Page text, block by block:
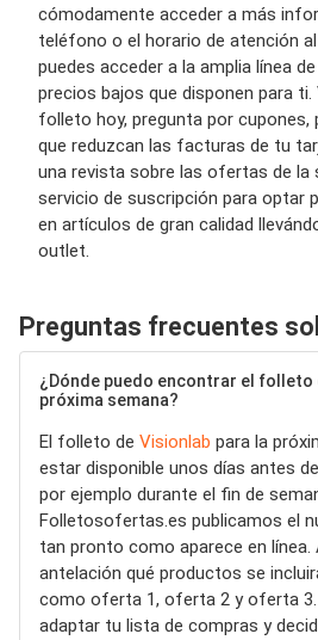
cómodamente acceder a más
teléfono o el horario de atención
puedes acceder a la amplia línea
precios bajos que disponen para
folleto hoy, pregunta por cupones,
que reduzcan las facturas de tu
una revista sobre las ofertas de la
servicio de suscripción para optar
en artículos de gran calidad
outlet.
Preguntas frecuentes
¿Dónde puedo encontrar el folleto
próxima semana?
El folleto de Visionlab para la
estar disponible unos días antes
por ejemplo durante el fin de
Folletosofertas.es publicamos el
tan pronto como aparece en línea.
antelación qué productos se
como oferta 1, oferta 2 y oferta
adaptar tu lista de compras y